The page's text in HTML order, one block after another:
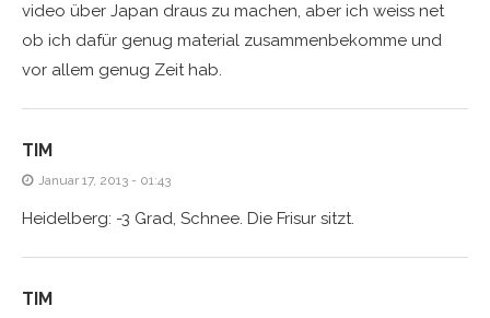
video über Japan draus zu machen, aber ich weiss net
ob ich dafür genug material zusammenbekomme und
vor allem genug Zeit hab.
TIM
Januar 17, 2013 - 01:43
Heidelberg: -3 Grad, Schnee. Die Frisur sitzt.
TIM